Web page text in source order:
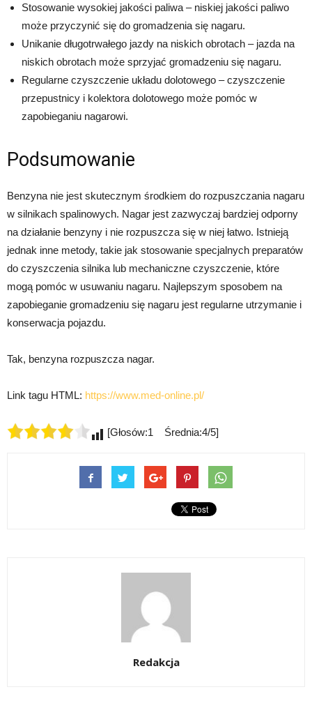
Stosowanie wysokiej jakości paliwa – niskiej jakości paliwo
może przyczynić się do gromadzenia się nagaru.
Unikanie długotrwałego jazdy na niskich obrotach – jazda na
niskich obrotach może sprzyjać gromadzeniu się nagaru.
Regularne czyszczenie układu dolotowego – czyszczenie
przepustnicy i kolektora dolotowego może pomóc w
zapobieganiu nagarowi.
Podsumowanie
Benzyna nie jest skutecznym środkiem do rozpuszczania nagaru
w silnikach spalinowych. Nagar jest zazwyczaj bardziej odporny
na działanie benzyny i nie rozpuszcza się w niej łatwo. Istnieją
jednak inne metody, takie jak stosowanie specjalnych preparatów
do czyszczenia silnika lub mechaniczne czyszczenie, które
mogą pomóc w usuwaniu nagaru. Najlepszym sposobem na
zapobieganie gromadzeniu się nagaru jest regularne utrzymanie i
konserwacja pojazdu.
Tak, benzyna rozpuszcza nagar.
Link tagu HTML: https://www.med-online.pl/
[Głosów:1 Średnia:4/5]
Redakcja